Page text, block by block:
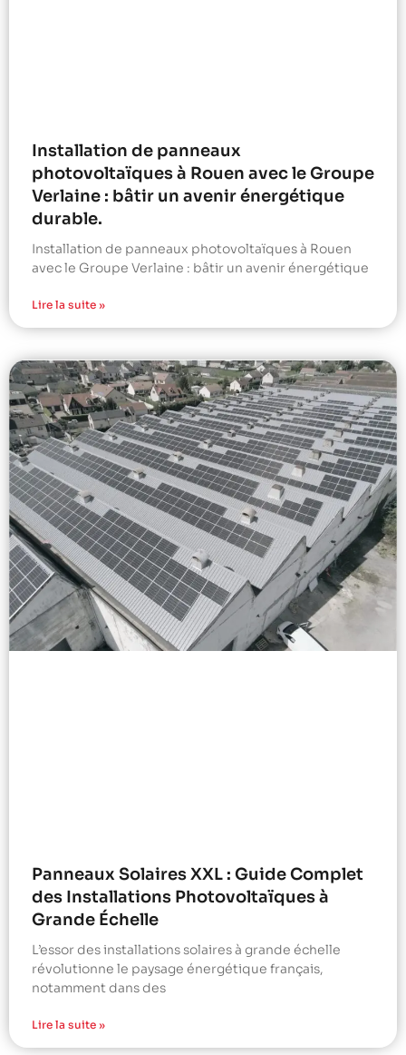
Installation de panneaux
photovoltaïques à Rouen avec le Groupe
Verlaine : bâtir un avenir énergétique
durable.
Installation de panneaux photovoltaïques à Rouen
avec le Groupe Verlaine : bâtir un avenir énergétique
Lire la suite »
Panneaux Solaires XXL : Guide Complet
des Installations Photovoltaïques à
Grande Échelle
L’essor des installations solaires à grande échelle
révolutionne le paysage énergétique français,
notamment dans des
Lire la suite »